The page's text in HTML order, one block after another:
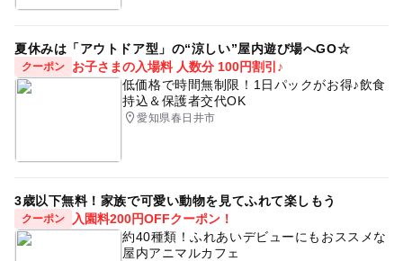
自然体験 GW
秋のお出かけ2026 午後から遊べる レストラン有り
夏休みは「アウトドア型」の“涼しい”屋内遊び場へGO☆
クーポン
お子さまの入場料 人数分 100円割引♪
低価格で時間無制限！1日パックがお得♪飲食
持込＆保護者交代OK
愛知県春日井市
3歳以下無料！家族で可愛い動物を見てふれて楽しもう
クーポン
入園料200円OFFクーポン！
約40種類！ふれあいデビューにもおススメな
屋内アニマルカフェ